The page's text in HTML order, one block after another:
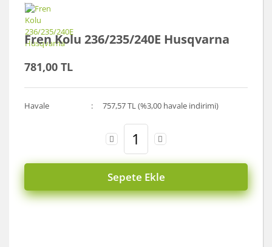
Fren Kolu 236/235/240E Husqvarna
781,00 TL
Havale 757,57 TL (%3,00 havale indirimi)
Sepete Ekle